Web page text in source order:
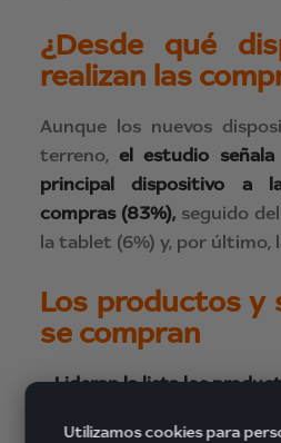
¿Desde qué
realizan las
Aunque los nuevos
terreno,el estudio
principal dispositivo a
compras (83%), seguido
la tablet (6%) y, por último,
Los productos y
se compran
– Lideran la lista los
Utilizamos cookies para